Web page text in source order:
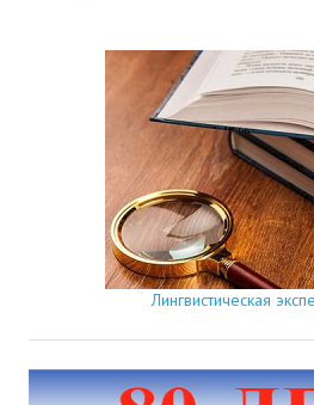
Лингвистическая